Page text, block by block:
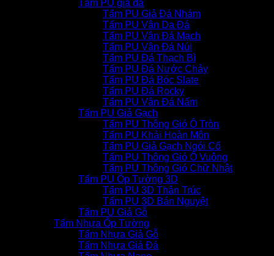
Tấm PU giả đá
Tấm PU Giả Đá Nhám
Tấm PU Vân Da Đá
Tấm PU Vân Đá Mạch
Tấm PU Vân Đá Núi
Tấm PU Đá Thạch Bì
Tấm PU Đá Nước Chảy
Tấm PU Đá Bóc Slate
Tấm PU Đá Rocky
Tấm PU Vân Đá Nấm
Tấm PU Giả Gạch
Tấm PU Thông Gió Ô Tròn
Tấm PU Khải Hoàn Môn
Tấm PU Giả Gạch Ngói Cổ
Tấm PU Thông Gió Ô Vuông
Tấm PU Thông Gió Chữ Nhật
Tấm PU Ốp Tường 3D
Tấm PU 3D Thân Trúc
Tấm PU 3D Bán Nguyệt
Tấm PU Giả Gỗ
Tấm Nhựa Ốp Tường
Tấm Nhựa Giả Gỗ
Tấm Nhựa Giả Đá